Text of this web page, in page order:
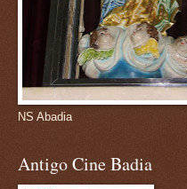
NS Abadia
Antigo Cine Badia